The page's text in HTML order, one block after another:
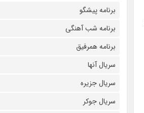
برنامه پیشگو
برنامه شب آهنگی
برنامه همرفیق
سریال آنها
سریال جزیره
سریال جوکر